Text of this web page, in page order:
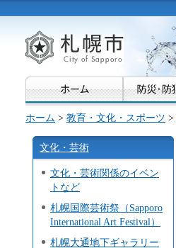
札幌市
ホーム > 教育・文化・スポーツ >
文化・芸術
文化・芸術関係のイベン
トなど
札幌国際芸術祭（Sapporo
International Art Festival）
札幌大通地下ギャラリー